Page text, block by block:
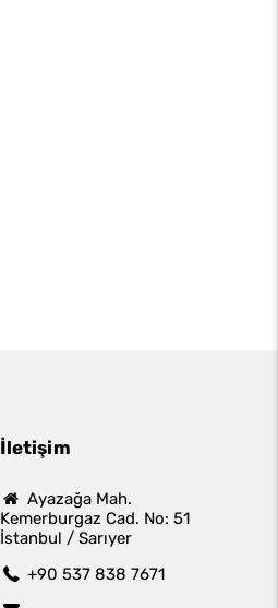
İletişim
Ayazağa Mah.
Kemerburgaz Cad. No: 51
İstanbul / Sarıyer
+90 537 838 7671